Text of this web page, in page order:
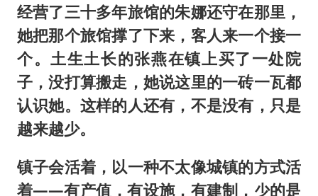
经营了三十多年旅馆的朱娜还守在那里，
她把那个旅馆撑了下来，客人来一个接一
个。土生土长的张燕在镇上买了一处院
子，没打算搬走，她说这里的一砖一瓦都
认识她。这样的人还有，不是没有，只是
越来越少。
镇子会活着，以一种不太像城镇的方式活
着——有产值，有设施，有建制，少的是